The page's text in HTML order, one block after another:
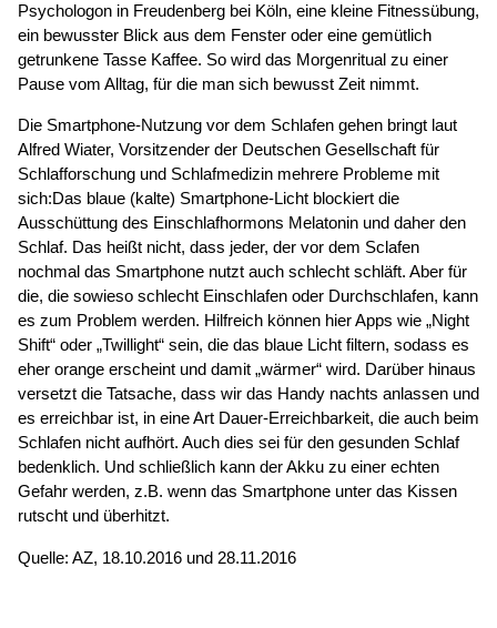
Psychologon in Freudenberg bei Köln, eine kleine Fitnessübung,
ein bewusster Blick aus dem Fenster oder eine gemütlich
getrunkene Tasse Kaffee. So wird das Morgenritual zu einer
Pause vom Alltag, für die man sich bewusst Zeit nimmt.
Die Smartphone-Nutzung vor dem Schlafen gehen bringt laut
Alfred Wiater, Vorsitzender der Deutschen Gesellschaft für
Schlafforschung und Schlafmedizin mehrere Probleme mit
sich:Das blaue (kalte) Smartphone-Licht blockiert die
Ausschüttung des Einschlafhormons Melatonin und daher den
Schlaf. Das heißt nicht, dass jeder, der vor dem Sclafen
nochmal das Smartphone nutzt auch schlecht schläft. Aber für
die, die sowieso schlecht Einschlafen oder Durchschlafen, kann
es zum Problem werden. Hilfreich können hier Apps wie „Night
Shift“ oder „Twillight“ sein, die das blaue Licht filtern, sodass es
eher orange erscheint und damit „wärmer“ wird. Darüber hinaus
versetzt die Tatsache, dass wir das Handy nachts anlassen und
es erreichbar ist, in eine Art Dauer-Erreichbarkeit, die auch beim
Schlafen nicht aufhört. Auch dies sei für den gesunden Schlaf
bedenklich. Und schließlich kann der Akku zu einer echten
Gefahr werden, z.B. wenn das Smartphone unter das Kissen
rutscht und überhitzt.
Quelle: AZ, 18.10.2016 und 28.11.2016